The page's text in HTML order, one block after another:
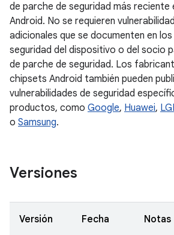
de parche de seguridad más reciente
Android. No se requieren
adicionales que se documenten en
seguridad del dispositivo o del socio
de parche de seguridad. Los
chipsets Android también pueden
vulnerabilidades de seguridad
productos, como Google, Huawei,
o Samsung.
Versiones
Versión Fecha Notas